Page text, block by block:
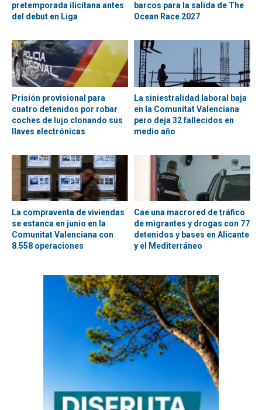
pretemporada ilicitana antes
del debut en Liga
barcos para la salida de The
Ocean Race 2027
Prisión provisional para
cuatro detenidos por robar
coches de lujo clonando sus
llaves electrónicas
La siniestralidad laboral baja
en la Comunitat Valenciana
pero deja 32 fallecidos en
medio año
La compraventa de viviendas
se estanca en junio en la
Comunitat Valenciana con
8.558 operaciones
Cae una macrored de tráfico
de migrantes y drogas con 77
detenidos y bases en Alicante
y el Mediterráneo